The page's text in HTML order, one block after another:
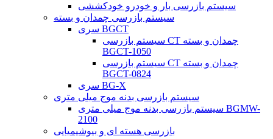
سیستم بازرسی بار و خودرو خودکششی
سیستم بازرسی چمدان و بسته
سری BGCT
سیستم بازرسی CT چمدان و بسته
BGCT-1050
سیستم بازرسی CT چمدان و بسته
BGCT-0824
سری BG-X
سیستم بازرسی بدنه موج میلی متری
سیستم بازرسی بدنه موج میلی متری BGMW-
2100
بازرسی هسته ای و بیوشیمیایی